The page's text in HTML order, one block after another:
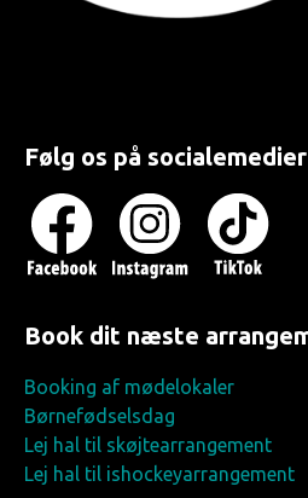
Følg os på socialemedier
Book dit næste
Booking af mødelokaler
Børnefødselsdag
Lej hal til skøjtearrangement
Lej hal til ishockeyarrangement